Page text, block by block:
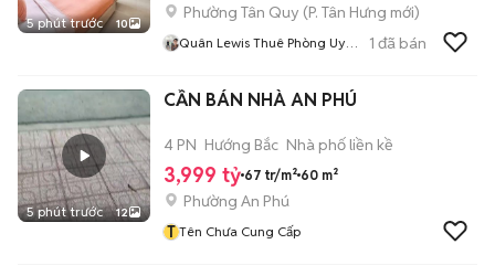
5 phút trước 10
Phường Tân Quy (P. Tân Hưng mới)
Quân Lewis Thuê Phòng Uy
1 đã bán
5 phút trước 12
CẦN BÁN NHÀ AN PHÚ
4 PN Hướng Bắc Nhà phố liền kề
3,999 tỷ 67 tr/m² 60 m²
Phường An Phú
T Tên Chưa Cung Cấp